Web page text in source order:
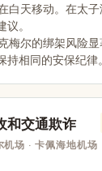
白天移动。在太子
。
梅尔的绑架风险显
相同的安保纪律。
和交通欺诈
机场 · 卡佩海地机场